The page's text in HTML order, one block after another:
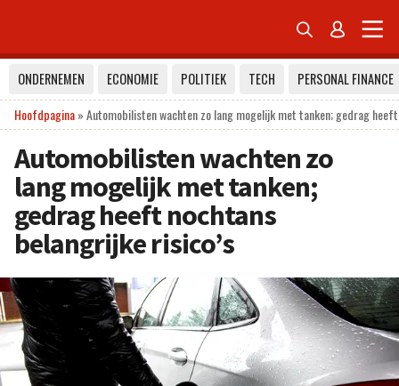
 
ONDERNEMEN ECONOMIE POLITIEK TECH
PERSONAL FINANCE
Hoofdpagina»Automobilisten wachten zo lang mogelijk met tanken; gedrag
Automobilisten wachten zo
lang mogelijk met tanken;
gedrag heeft nochtans
belangrijke risico’s